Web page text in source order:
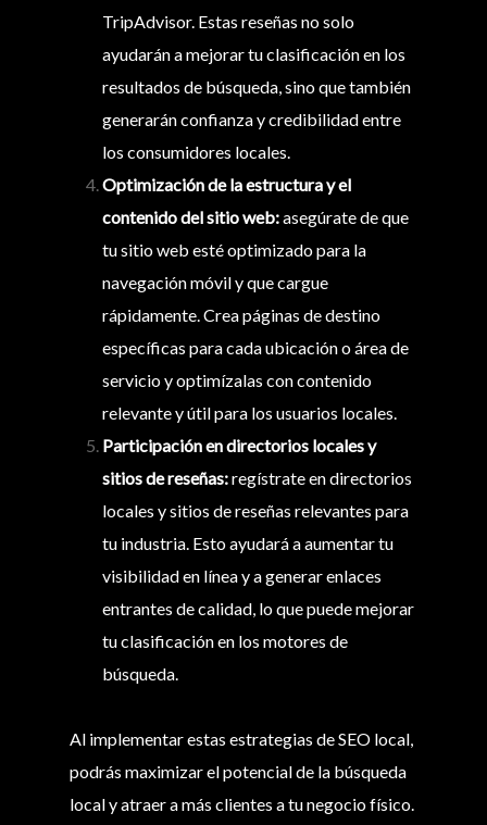
TripAdvisor. Estas reseñas no solo
ayudarán a mejorar tu clasificación en los
resultados de búsqueda, sino que también
generarán confianza y credibilidad entre
los consumidores locales.
Optimización de la estructura y el
contenido del sitio web:asegúrate de que
tu sitio web esté optimizado para la
navegación móvil y que cargue
rápidamente. Crea páginas de destino
específicas para cada ubicación o área de
servicio y optimízalas con contenido
relevante y útil para los usuarios locales.
Participación en directorios locales y
sitios de reseñas:regístrate en directorios
locales y sitios de reseñas relevantes para
tu industria. Esto ayudará a aumentar tu
visibilidad en línea y a generar enlaces
entrantes de calidad, lo que puede mejorar
tu clasificación en los motores de
búsqueda.
Al implementar estas estrategias de SEO local,
podrás maximizar el potencial de la búsqueda
local y atraer a más clientes a tu negocio físico.